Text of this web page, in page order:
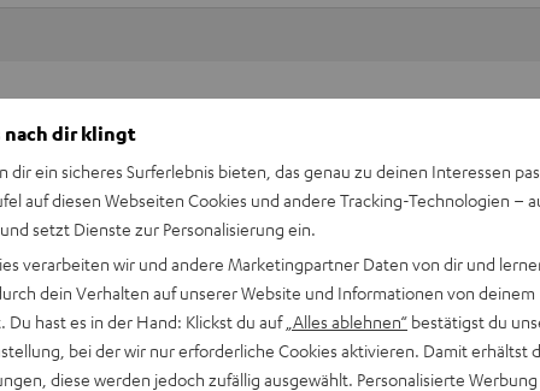
Hier Termin buchen
nach dir klingt
dir ein sicheres Surferlebnis bieten, das genau zu deinen Interessen
auf diesen Webseiten Cookies und andere Tracking-Technologien –
setzt Dienste zur Personalisierung ein.
verarbeiten wir und andere Marketingpartner Daten von dir und
dein Verhalten auf unserer Website und Informationen von deinem
Du hast es in der Hand: Klickst du auf „Alles ablehnen“ bestätigst du
bei der wir nur erforderliche Cookies aktivieren. Damit erhältst
diese werden jedoch zufällig ausgewählt. Personalisierte